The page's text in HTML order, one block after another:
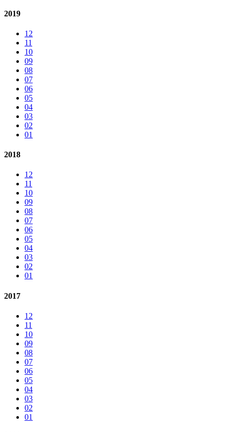
2019
12
11
10
09
08
07
06
05
04
03
02
01
2018
12
11
10
09
08
07
06
05
04
03
02
01
2017
12
11
10
09
08
07
06
05
04
03
02
01